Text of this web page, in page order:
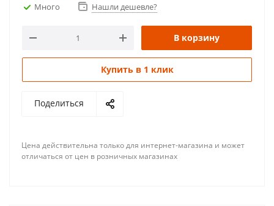
Много Нашли дешевле?
В корзину
Купить в 1 клик
Поделиться
Цена действительна только для интернет-магазина и может
отличаться от цен в розничных магазинах